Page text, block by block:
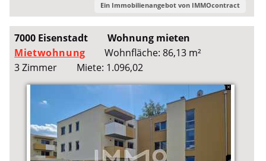
Ein Immobilienangebot von IMMOcontract
7000 Eisenstadt
Wohnung mieten
Mietwohnung
Wohnfläche: 86,13 m²
3 Zimmer
Miete: 1.096,02